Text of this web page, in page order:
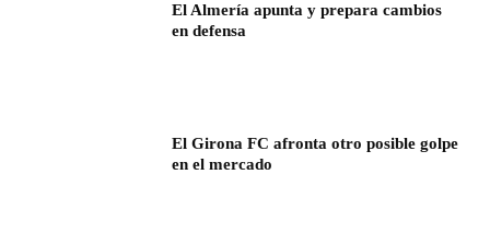
El Almería apunta y prepara cambios
en defensa
El Girona FC afronta otro posible golpe
en el mercado